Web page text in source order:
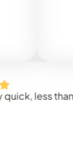
than